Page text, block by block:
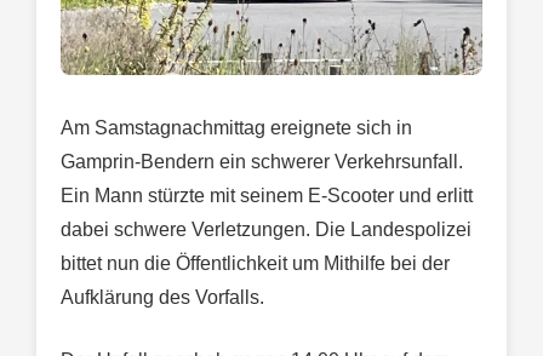
Am Samstagnachmittag ereignete sich in
Gamprin-Bendern ein schwerer Verkehrsunfall.
Ein Mann stürzte mit seinem E-Scooter und erlitt
dabei schwere Verletzungen. Die Landespolizei
bittet nun die Öffentlichkeit um Mithilfe bei der
Aufklärung des Vorfalls.